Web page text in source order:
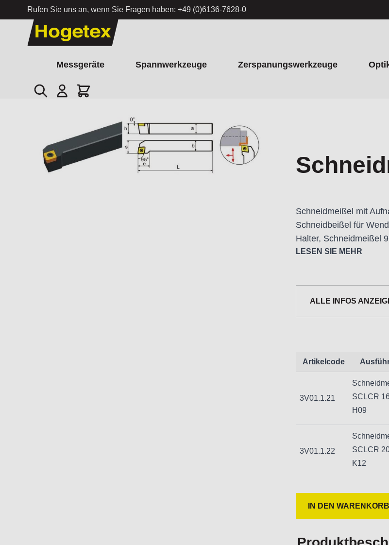
Rufen Sie uns an, wenn Sie Fragen haben: +49 (0)6136-7628-0
Zum Inhalt springen
Messgeräte Spannwerkzeuge Zerspanungswerkzeuge
Suche Cart
Schneidmeißel mit
Schneidbeißel für
Halter, Schneidmeißel
Informationen zur
Nur für den
Importeur/Hersteller:
Hogetex/Kometex
email:
LESEN SIE MEHR
ALLE INFOS
Artikelcode
3V01.1.21
SCLCR
H09
3V01.1.22
SCLCR
K12
IN DEN WARENKORB